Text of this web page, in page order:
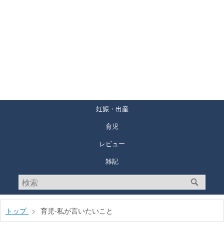
妊娠・出産
育児
レビュー
雑記
トップ > 育児-私が言いたいこと